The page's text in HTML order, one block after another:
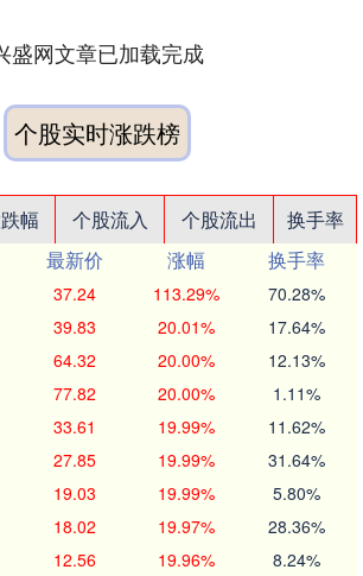
盛网文章已加载完成
个股实时涨跌榜
幅 个股流入 个股流出
换手率
最新价 涨幅
换手率
37.24 113.29% 70.28%
39.83 20.01% 17.64%
64.32 20.00% 12.13%
77.82 20.00% 1.11%
33.61 19.99% 11.62%
27.85 19.99% 31.64%
19.03 19.99% 5.80%
18.02 19.97% 28.36%
12.56 19.96% 8.24%